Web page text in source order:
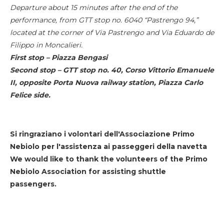
Departure about 15 minutes after the end of the
performance, from GTT stop no. 6040 “Pastrengo 94,”
located at the corner of Via Pastrengo and Via Eduardo de
Filippo in Moncalieri.
First stop – Piazza Bengasi
Second stop – GTT stop no. 40, Corso Vittorio Emanuele
II, opposite Porta Nuova railway station, Piazza Carlo
Felice side.
Si ringraziano i volontari dell'Associazione Primo
Nebiolo per l'assistenza ai passeggeri della navetta
We would like to thank the volunteers of the Primo
Nebiolo Association for assisting shuttle
passengers.